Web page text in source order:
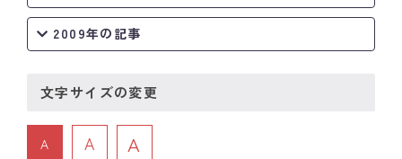
2009年の記事
文字サイズの変更
A A A